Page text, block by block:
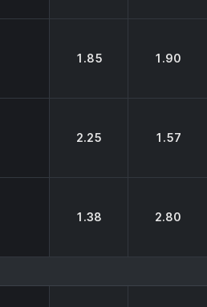
1.85 1.90
2.25 1.57
1.38 2.80